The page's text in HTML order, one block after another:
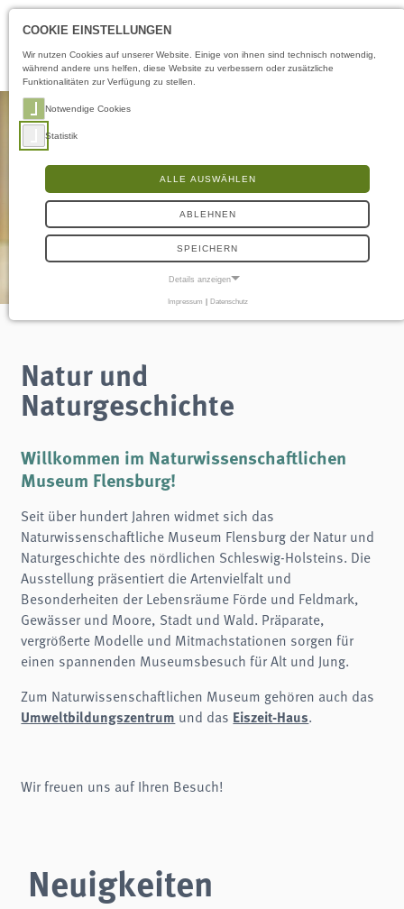
Öffnungszeiten
Natur und
Naturgeschichte
Willkommen im Naturwissenschaftlichen
Museum Flensburg!
Seit über hundert Jahren widmet sich das
Naturwissenschaftliche Museum Flensburg der Natur und
Naturgeschichte des nördlichen Schleswig-Holsteins. Die
Ausstellung präsentiert die Artenvielfalt und
Besonderheiten der Lebensräume Förde und Feldmark,
Gewässer und Moore, Stadt und Wald. Präparate,
vergrößerte Modelle und Mitmachstationen sorgen für
einen spannenden Museumsbesuch für Alt und Jung.
Zum Naturwissenschaftlichen Museum gehören auch das
Umweltbildungszentrum und das Eiszeit-Haus.
Wir freuen uns auf Ihren Besuch!
Neuigkeiten
COOKIE EINSTELLUNGEN
Wir nutzen Cookies auf unserer Website. Einige von ihnen sind technisch notwendig,
während andere uns helfen, diese Website zu verbessern oder zusätzliche
Funktionalitäten zur Verfügung zu stellen.
Notwendige Cookies
Statistik
ALLE AUSWÄHLEN
ABLEHNEN
SPEICHERN
Details anzeigen
Frontend User
Name:
fe_typo3_user
naturwissenschaftliches-museum.de
Zweck:
Cookie Laufzeit:
Session
Einverständnis-Cookie
Name:
cookie_consent
Dieser Cookie speichert die ausgewählten Einverständnis-Optionen des Benutzers
Cookie Laufzeit:
1 Jahr
verbessern. Es werden keine Cookies gespeichert.
Impressum | Datenschutz